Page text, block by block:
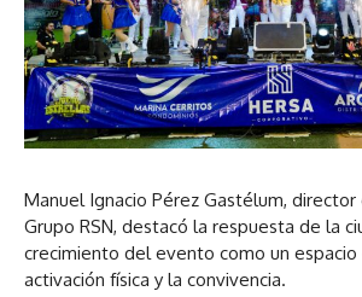
Manuel Ignacio Pérez Gastélum,
Grupo RSN, destacó la respuesta de la
crecimiento del evento como un espacio
activación física y la convivencia.